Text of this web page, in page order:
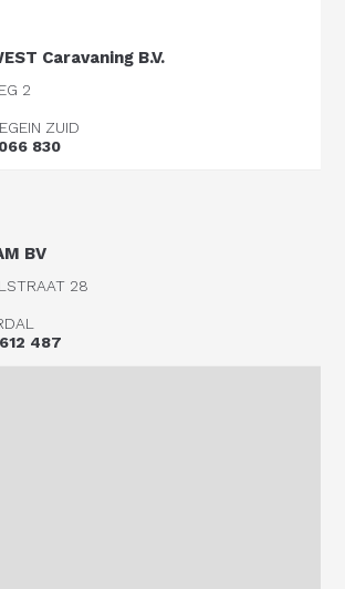
Caravaning B.V.
2
ZUID
830
BV
28
487